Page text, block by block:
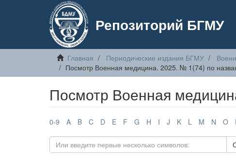
Репозиторий БГМУ
Главная Периодические издания БГМУ
Посмотр Военная медицина. 2025. № 1(74) по
Посмотр Военная
0-9 A B C D E F G H I J K L M N O